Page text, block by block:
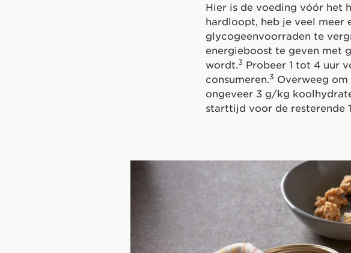
Hier is de voeding vóór het
hardloopt, heb je veel meer
glycogeenvoorraden te
energieboost te geven met
wordt.3 Probeer 1 tot 4 uur
consumeren.3 Overweeg
ongeveer 3 g/kg
starttijd voor de resterende